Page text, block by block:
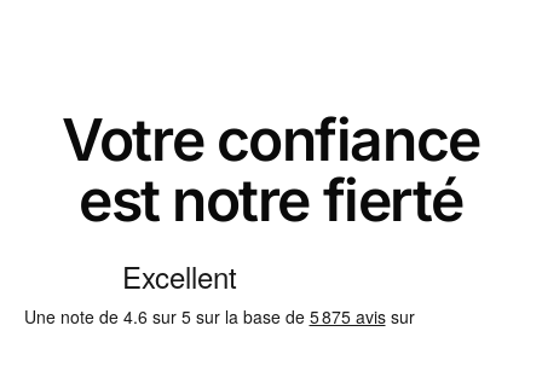
Votre confiance
est notre fierté